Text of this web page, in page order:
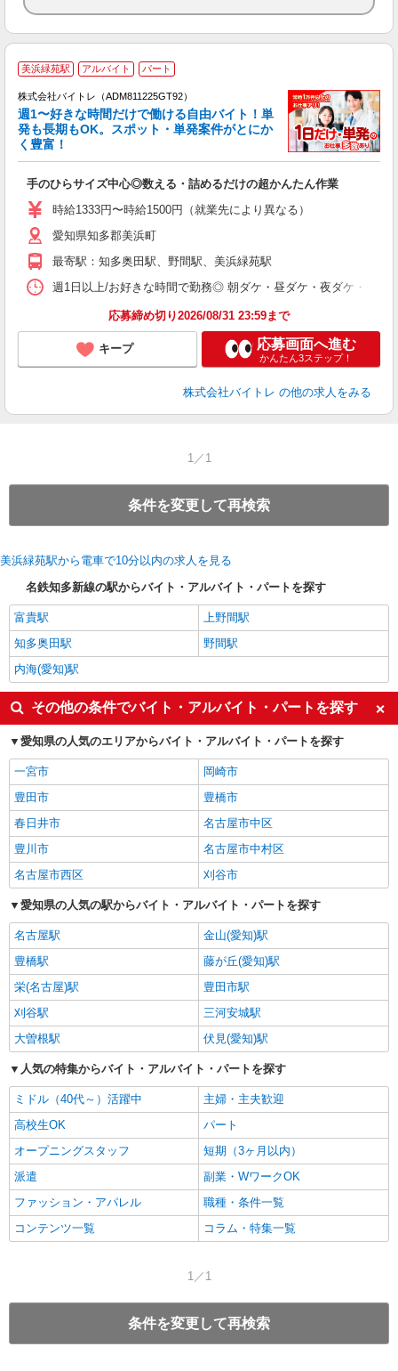
美浜緑苑駅 アルバイト パート
株式会社バイトレ（ADM811225GT92）
週1〜好きな時間だけで働ける自由バイト！単
発も長期もOK。スポット・単発案件がとにか
く豊富！
手のひらサイズ中心◎数える・詰めるだけの超かんたん作業
時給1333円〜時給1500円（就業先により異なる）
愛知県知多郡美浜町
最寄駅：知多奥田駅、野間駅、美浜緑苑駅
週1日以上/お好きな時間で勤務◎ 朝ダケ・昼ダケ・夜ダケ・夜
応募締め切り2026/08/31 23:59まで
キープ 応募画面へ進む
かんたん3ステップ！
株式会社バイトレ の他の求人をみる
1／1
条件を変更して再検索
美浜緑苑駅から電車で10分以内の求人を見る
名鉄知多新線の駅からバイト・アルバイト・パートを探す
富貴駅
上野間駅
知多奥田駅
野間駅
内海(愛知)駅
その他の条件でバイト・アルバイト・パートを探す
愛知県の人気のエリアからバイト・アルバイト・パートを探す
一宮市
岡崎市
豊田市
豊橋市
春日井市
名古屋市中区
豊川市
名古屋市中村区
名古屋市西区
刈谷市
愛知県の人気の駅からバイト・アルバイト・パートを探す
名古屋駅
金山(愛知)駅
豊橋駅
藤が丘(愛知)駅
栄(名古屋)駅
豊田市駅
刈谷駅
三河安城駅
大曽根駅
伏見(愛知)駅
人気の特集からバイト・アルバイト・パートを探す
ミドル（40代～）活躍中
主婦・主夫歓迎
高校生OK
パート
オープニングスタッフ
短期（3ヶ月以内）
派遣
副業・WワークOK
ファッション・アパレル
職種・条件一覧
コンテンツ一覧
コラム・特集一覧
1／1
条件を変更して再検索